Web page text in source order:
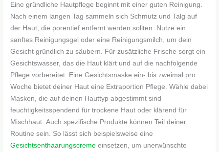
Eine gründliche Hautpflege beginnt mit einer guten Reinigung.
Nach einem langen Tag sammeln sich Schmutz und Talg auf
der Haut, die porentief entfernt werden sollten. Nutze ein
sanftes Reinigungsgel oder eine Reinigungsmilch, um dein
Gesicht gründlich zu säubern. Für zusätzliche Frische sorgt ein
Gesichtswasser, das die Haut klärt und auf die nachfolgende
Pflege vorbereitet. Eine Gesichtsmaske ein- bis zweimal pro
Woche bietet deiner Haut eine Extraportion Pflege. Wähle dabei
Masken, die auf deinen Hauttyp abgestimmt sind –
feuchtigkeitsspendend für trockene Haut oder klärend für
Mischhaut. Auch spezifische Produkte können Teil deiner
Routine sein. So lässt sich beispielsweise eine
Gesichtsenthaarungscreme einsetzen, um unerwünschte